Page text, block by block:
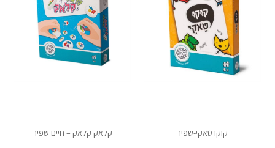
קוקו טאקי-שפיר קלאק קלאק – חיים שפיר